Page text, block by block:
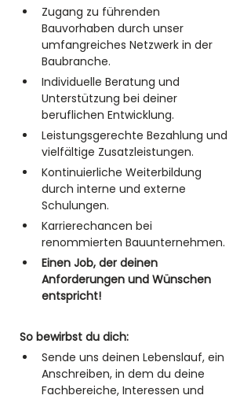
Zugang zu führenden
Bauvorhaben durch unser
umfangreiches Netzwerk in der
Baubranche.
Individuelle Beratung und
Unterstützung bei deiner
beruflichen Entwicklung.
Leistungsgerechte Bezahlung und
vielfältige Zusatzleistungen.
Kontinuierliche Weiterbildung
durch interne und externe
Schulungen.
Karrierechancen bei
renommierten Bauunternehmen.
Einen Job, der deinen
Anforderungen und Wünschen
entspricht!
So bewirbst du dich:
Sende uns deinen Lebenslauf, ein
Anschreiben, in dem du deine
Fachbereiche, Interessen und